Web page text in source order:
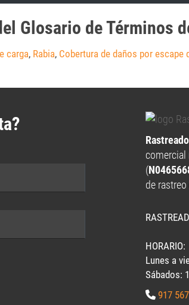
Glosario de Términos
carga, Rabia, Cobertura de daños por escape
comercial
(
de
HORARIO:
Lunes a
Sábados:
917